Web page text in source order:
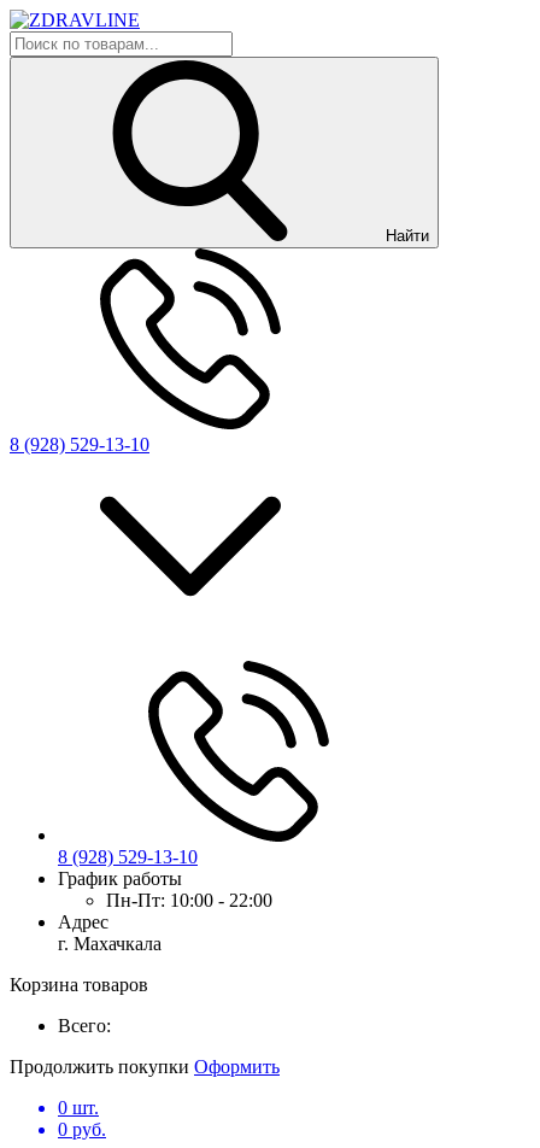
Найти
8 (928) 529-13-10
8 (928) 529-13-10
График работы
Пн-Пт: 10:00 - 22:00
Адрес
г. Махачкала
Корзина товаров
Всего:
Продолжить покупки Оформить
0 шт.
0 руб.